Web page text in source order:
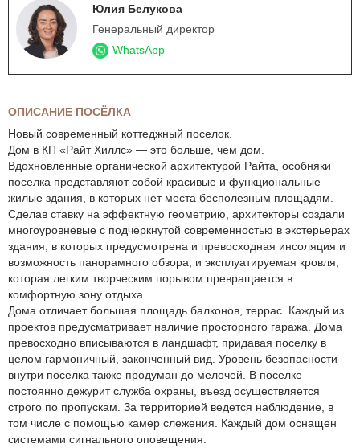
Юлия Белукова
Генеральный директор
WhatsApp
ОПИСАНИЕ ПОСЁЛКА
Новый современный коттеджный поселок.
Дом в КП «Райт Хиллс» — это больше, чем дом.
Вдохновленные органической архитектурой Райта, особняки
поселка представляют собой красивые и функциональные
жилые здания, в которых нет места бесполезным площадям.
Сделав ставку на эффектную геометрию, архитекторы создали
многоуровневые с подчеркнутой современностью в экстерьерах
здания, в которых предусмотрена и превосходная инсоляция и
возможность панорамного обзора, и эксплуатируемая кровля,
которая легким творческим порывом превращается в
комфортную зону отдыха.
Дома отличает большая площадь балконов, террас. Каждый из
проектов предусматривает наличие просторного гаража. Дома
превосходно вписываются в ландшафт, придавая поселку в
целом гармоничный, законченный вид. Уровень безопасности
внутри поселка также продуман до мелочей. В поселке
постоянно дежурит служба охраны, въезд осуществляется
строго по пропускам. За территорией ведется наблюдение, в
том числе с помощью камер слежения. Каждый дом оснащен
системами сигнального оповещения.